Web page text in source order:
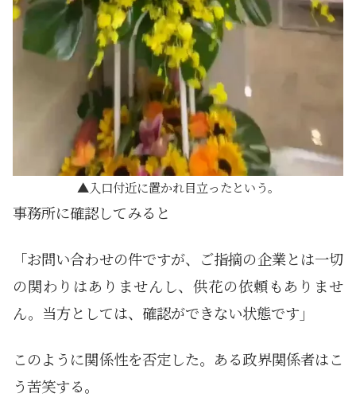
入口付近に置かれ目立ったという。
事務所に確認してみると
「お問い合わせの件ですが、ご指摘の企業とは一切
の関わりはありませんし、供花の依頼もありませ
ん。当方としては、確認ができない状態です」
このように関係性を否定した。ある政界関係者はこ
う苦笑する。